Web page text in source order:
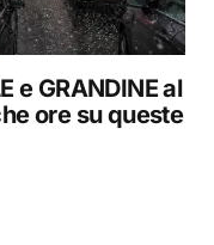
e GRANDINE al
ore su queste